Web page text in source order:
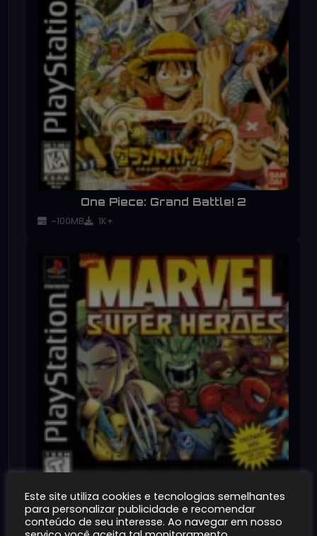
One Piece: Grand Battle! 2
~100MB 1K+
Marvel Super Heroes (Playstation)
~100MB 1K+
Este site utiliza cookies e tecnologias semelhantes
para personalizar publicidade e recomendar
conteúdo de seu interesse. Ao navegar em nosso